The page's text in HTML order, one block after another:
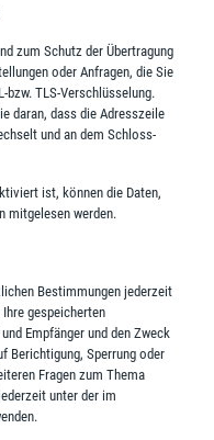
zum Schutz der Übertragung
oder Anfragen, die Sie
bzw. TLS-Verschlüsselung.
daran, dass die Adresszeile
und an dem Schloss-
ist, können die Daten,
mitgelesen werden.
Bestimmungen jederzeit
gespeicherten
Empfänger und den Zweck
Berichtigung, Sperrung oder
Fragen zum Thema
unter der im